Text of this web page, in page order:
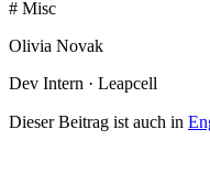
# Misc
Olivia Novak
Dev Intern · Leapcell
Dieser Beitrag ist auch in